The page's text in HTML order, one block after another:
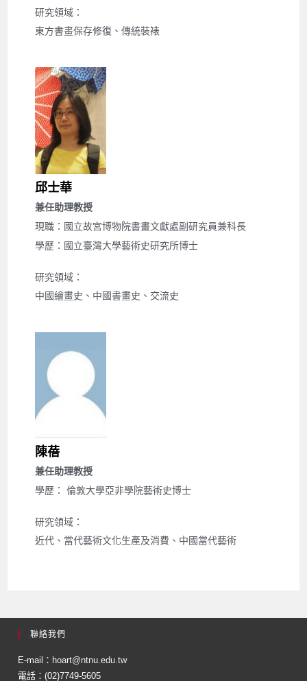
研究領域：
東方書畫保存修復、傳統裝裱
邱士華
兼任助理教授
現職：國立故宮博物院書畫文獻處副研究員兼科長
學歷：國立臺灣大學藝術史研究所博士
研究領域：
中國繪畫史、中國書畫史、交流史
陳蓓
兼任助理教授
學歷： 倫敦大學亞非學院藝術史博士
研究領域：
近代、當代藝術文化生產及消費、中國當代藝術
聯絡我們
E-mail： hoart@ntnu.edu.tw
電話：(02)7749-5605